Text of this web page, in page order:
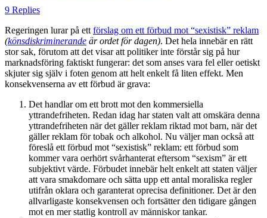
9 Replies
Regeringen lurar på ett förslag om ett förbud mot “sexistisk” reklam
(könsdiskriminerande är ordet för dagen). Det hela innebär en rätt
stor sak, förutom att det visar att politiker inte förstår sig på hur
marknadsföring faktiskt fungerar: det som anses vara fel eller oetiskt
skjuter sig själv i foten genom att helt enkelt få liten effekt. Men
konsekvenserna av ett förbud är grava:
Det handlar om ett brott mot den kommersiella
yttrandefriheten. Redan idag har staten valt att omskära denna
yttrandefriheten när det gäller reklam riktad mot barn, när det
gäller reklam för tobak och alkohol. Nu väljer man också att
föreslå ett förbud mot “sexistisk” reklam: ett förbud som
kommer vara oerhört svårhanterat eftersom “sexism” är ett
subjektivt värde. Förbudet innebär helt enkelt att staten väljer
att vara smakdomare och sätta upp ett antal moraliska regler
utifrån oklara och garanterat oprecisa definitioner. Det är den
allvarligaste konsekvensen och fortsätter den tidigare gången
mot en mer statlig kontroll av människor tankar.